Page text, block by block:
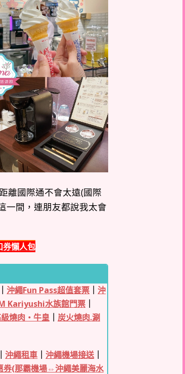
距離國際通不會太遠(國際
一間，連朋友都說我太會
券懶人包
｜沖繩Fun Pass超值套票 ｜沖
Kariyushi水族館門票
燒肉・牛皇
炭火燒肉.涮
｜沖繩租車 ｜沖繩機場接送｜
券(那霸機場⇔沖繩美麗海水